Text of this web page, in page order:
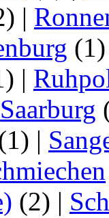
|
|
Saarburg
|
(2) |